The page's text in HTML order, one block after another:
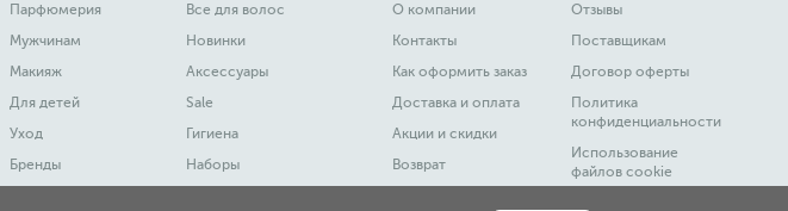
Парфюмерия
Мужчинам
Макияж
Для детей
Уход
Бренды
Все для волос
Новинки
Аксессуары
Sale
Гигиена
Наборы
О компании
Контакты
Как оформить заказ
Доставка и оплата
Акции и скидки
Возврат
Отзывы
Поставщикам
Договор оферты
Политика
конфиденциальности
Использование
файлов cookie